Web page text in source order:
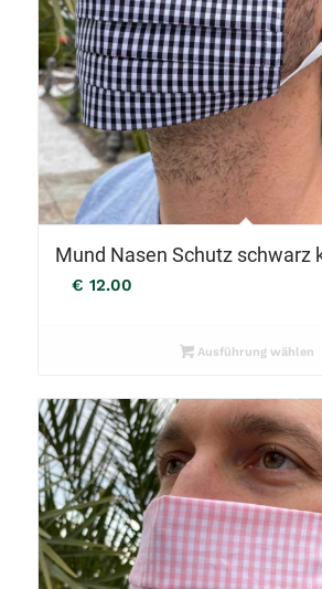
Mund Nasen Schutz schwarz
€ 12.00
Ausführung wählen